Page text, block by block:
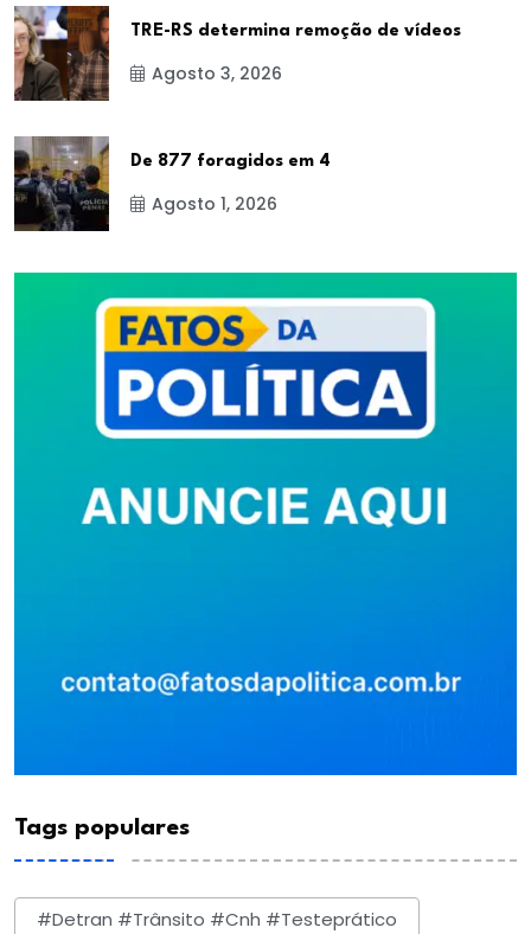
TRE-RS determina remoção de vídeos
Agosto 3, 2026
De 877 foragidos em 4
Agosto 1, 2026
Tags populares
#detran #trânsito #cnh #testeprático